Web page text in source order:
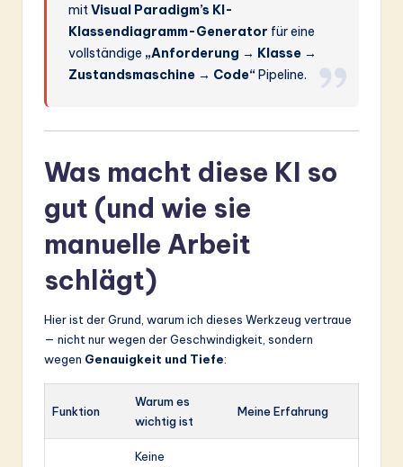
mitVisual Paradigm’s KI-
Klassendiagramm-Generator für eine
vollständige „Anforderung → Klasse →
Zustandsmaschine → Code“ Pipeline.
Was macht diese KI so
gut (und wie sie
manuelle Arbeit
schlägt)
Hier ist der Grund, warum ich dieses Werkzeug vertraue
— nicht nur wegen der Geschwindigkeit, sondern
wegen Genauigkeit und Tiefe:
Funktion
Warum es
wichtig ist
Meine Erfahrung
Keine